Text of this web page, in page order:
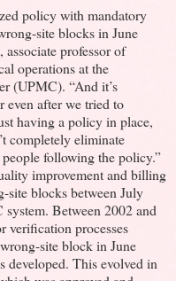
policy with mandatory
site blocks in June
professor of
operations at the
(UPMC). “And it’s
even after we tried to
having a policy in place,
completely eliminate
following the policy.”
improvement and billing
site blocks between July
Between 2002 and
verification processes
site block in June
developed. This evolved in